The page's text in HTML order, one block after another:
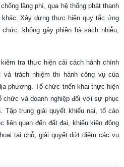
lãng phí, qua hệ thống phát thanh
Xây dựng thực hiện quy tắc ứng
không gây phiền hà sách nhiễu,
tra thực hiện cải cách hành chính
trách nhiệm thi hành công vụ cùa
phương. Tổ chức triển khai thực hiện
và doanh nghiệp đối với sự phục
Tập trung giải quyết khiếu nại, tố cáo
liên quan đến đất đai, khiếu kiện đông
tại chỗ, giải quyết dứt diểm các vụ